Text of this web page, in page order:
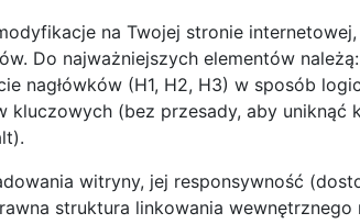
na Twojej stronie
Do najważniejszych elementów
nagłówków (H1, H2, H3) w sposób
(bez przesady, aby uniknąć
witryny, jej responsywność
struktura linkowania wewnętrznego